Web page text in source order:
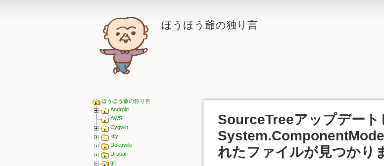
ほうほう爺の独り言
ほうほう爺の独り言
Android
AWS
Cygwin
diy
Dokuwiki
Drupal
git
SourceTreeアップデート
れたファイルが見つかり